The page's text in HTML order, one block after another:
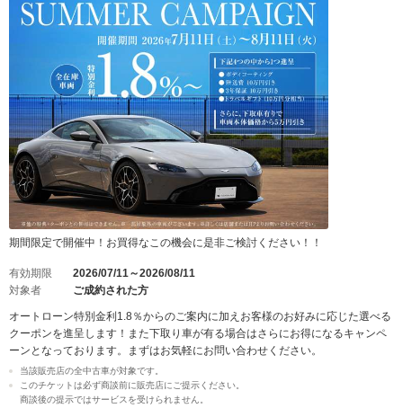
期間限定で開催中！お買得なこの機会に是非ご検討ください！！
有効期限
2026/07/11～2026/08/11
対象者
ご成約された方
オートローン特別金利1.8％からのご案内に加えお客様のお好みに応じた選べる
クーポンを進呈します！また下取り車が有る場合はさらにお得になるキャンペ
ーンとなっております。まずはお気軽にお問い合わせください。
当該販売店の全中古車が対象です。
このチケットは必ず商談前に販売店にご提示ください。
商談後の提示ではサービスを受けられません。